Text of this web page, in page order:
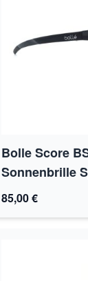
Bolle Score
Sonnenbrille
85,00 €